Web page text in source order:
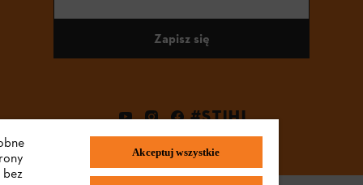
Zapisz się
#STIHL
Akceptuj wszystkie